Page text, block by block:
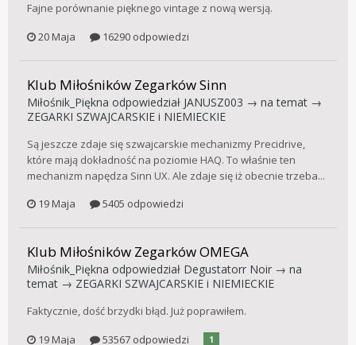
Fajne porównanie pięknego vintage z nową wersją.
20 Maja
16290 odpowiedzi
Klub Miłośników Zegarków Sinn
Miłośnik_Piękna odpowiedział JANUSZ003 → na temat →
ZEGARKI SZWAJCARSKIE i NIEMIECKIE
Są jeszcze zdaje się szwajcarskie mechanizmy Precidrive,
które mają dokładność na poziomie HAQ. To właśnie ten
mechanizm napędza Sinn UX. Ale zdaje się iż obecnie trzeba...
19 Maja
5405 odpowiedzi
Klub Miłośników Zegarków OMEGA
Miłośnik_Piękna odpowiedział Degustatorr Noir → na
temat → ZEGARKI SZWAJCARSKIE i NIEMIECKIE
Faktycznie, dość brzydki błąd. Już poprawiłem.
19 Maja
53567 odpowiedzi 1